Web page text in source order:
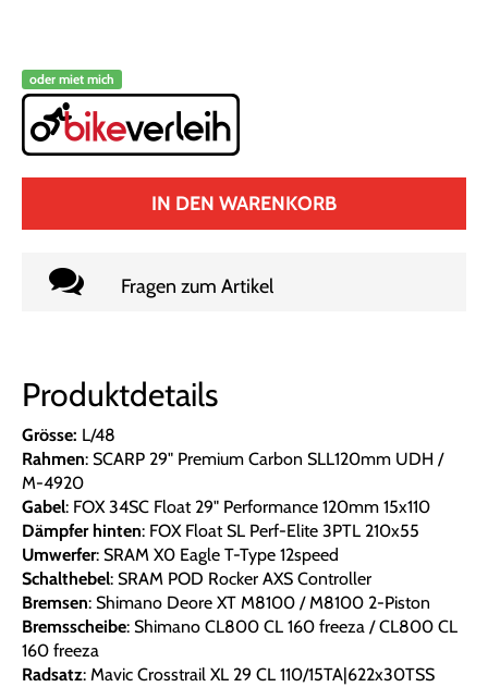
oder miet mich
IN DEN WARENKORB
Fragen zum Artikel
Produktdetails
Grösse: L/48
Rahmen: SCARP 29" Premium Carbon SLL120mm UDH /
M-4920
Gabel: FOX 34SC Float 29" Performance 120mm 15x110
Dämpfer hinten: FOX Float SL Perf-Elite 3PTL 210x55
Umwerfer: SRAM X0 Eagle T-Type 12speed
Schalthebel: SRAM POD Rocker AXS Controller
Bremsen: Shimano Deore XT M8100 / M8100 2-Piston
Bremsscheibe: Shimano CL800 CL 160 freeza / CL800 CL
160 freeza
Radsatz: Mavic Crosstrail XL 29 CL 110/15TA|622x30TSS